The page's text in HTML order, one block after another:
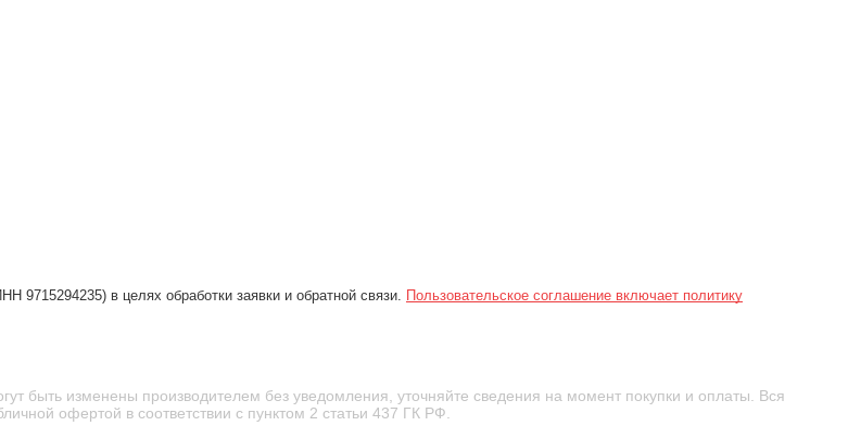
в целях обработки заявки и обратной связи. Пользовательское соглашение включает политику
быть изменены производителем без уведомления, уточняйте сведения на момент покупки и оплаты. Вся
офертой в соответствии с пунктом 2 статьи 437 ГК РФ.